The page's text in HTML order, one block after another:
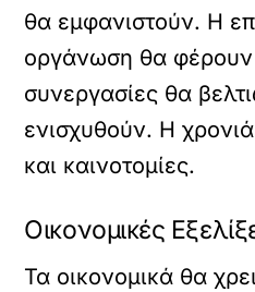
θα εμφανιστούν. Η
οργάνωση θα φέρουν
συνεργασίες θα
ενισχυθούν. Η
και καινοτομίες.
Οικονομικές
Τα οικονομικά θα